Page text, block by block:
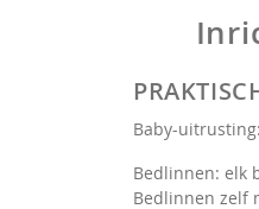
Baby-
Bedlinnen: elk
Bedlinnen zelf